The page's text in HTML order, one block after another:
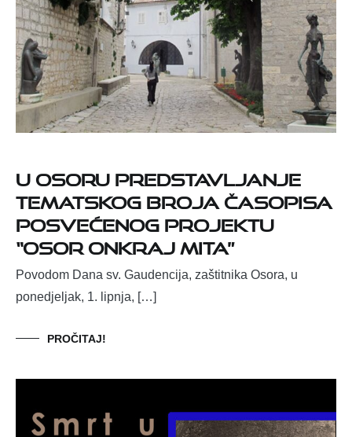
U Osoru predstavljanje
tematskog broja časopisa
posvećenog projektu
“Osor onkraj mita”
Povodom Dana sv. Gaudencija, zaštitnika Osora, u
ponedjeljak, 1. lipnja, […]
PROČITAJ!